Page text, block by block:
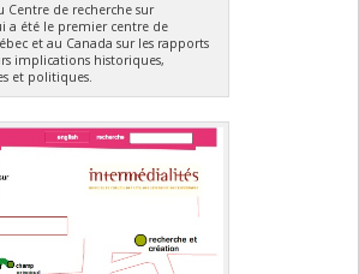
Centre de recherche sur
a été le premier centre de
et au Canada sur les rapports
implications historiques,
et politiques.